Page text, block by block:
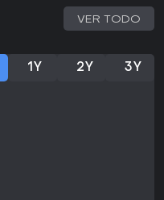
VER TODO
1Y 2Y 3Y